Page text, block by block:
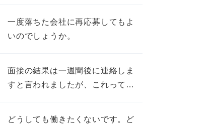
一度落ちた会社に再応募してもよ
いのでしょうか。
面接の結果は一週間後に連絡しま
すと言われましたが、これって不
どうしても働きたくないです。ど